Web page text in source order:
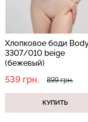
Хлопковое боди
3307/010 beige
(бежевый)
539 грн. 899 грн.
КУПИТЬ
Бесшовный топ с
SHAPEWEAR black
(черный) Giulia